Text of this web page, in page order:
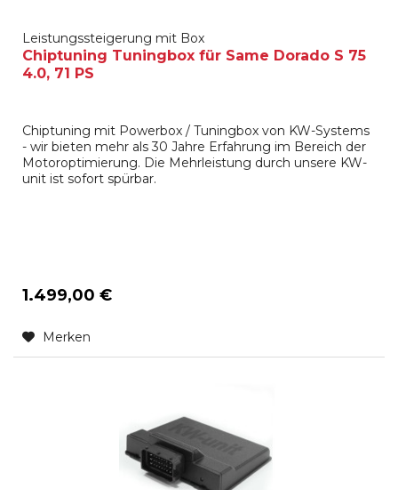
Leistungssteigerung mit Box
Chiptuning Tuningbox für Same Dorado S 75
4.0, 71 PS
Chiptuning mit Powerbox / Tuningbox von KW-Systems
- wir bieten mehr als 30 Jahre Erfahrung im Bereich der
Motoroptimierung. Die Mehrleistung durch unsere KW-
unit ist sofort spürbar.
1.499,00 €
Merken